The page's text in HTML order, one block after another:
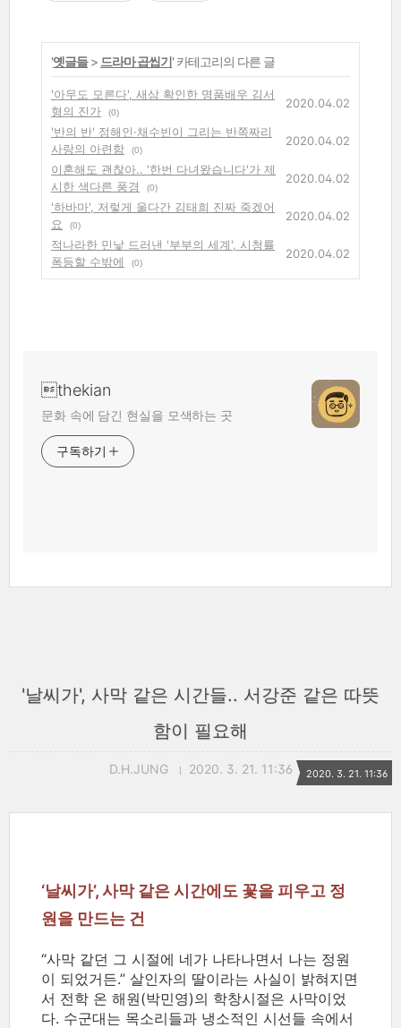
'옛글들> 드라마 곱씹기' 카테고리의 다른 글
'아무도 모른다', 새삼 확인한 명품배우 김서
형의 진가
(0)
2020.04.02
'반의 반' 정해인·채수빈이 그리는 반쪽짜리
사랑의 아련함
(0)
2020.04.02
이혼해도 괜찮아.. '한번 다녀왔습니다'가 제
시한 색다른 풍경
(0)
2020.04.02
'하바마', 저렇게 울다간 김태희 진짜 죽겠어
요
(0)
2020.04.02
적나라한 민낯 드러낸 '부부의 세계', 시청률
폭등할 수밖에
(0)
2020.04.02
thekian
문화 속에 담긴 현실을 모색하는 곳
구독하기
'날씨가', 사막 같은 시간들.. 서강준 같은 따뜻
함이 필요해
D.H.JUNG 2020. 3. 21. 11:36 2020. 3. 21. 11:36
‘날씨가’, 사막 같은 시간에도 꽃을 피우고 정
원을 만드는 건
“사막 같던 그 시절에 네가 나타나면서 나는 정원
이 되었거든.” 살인자의 딸이라는 사실이 밝혀지면
서 전학 온 해원(박민영)의 학창시절은 사막이었
다. 수군대는 목소리들과 냉소적인 시선들 속에서